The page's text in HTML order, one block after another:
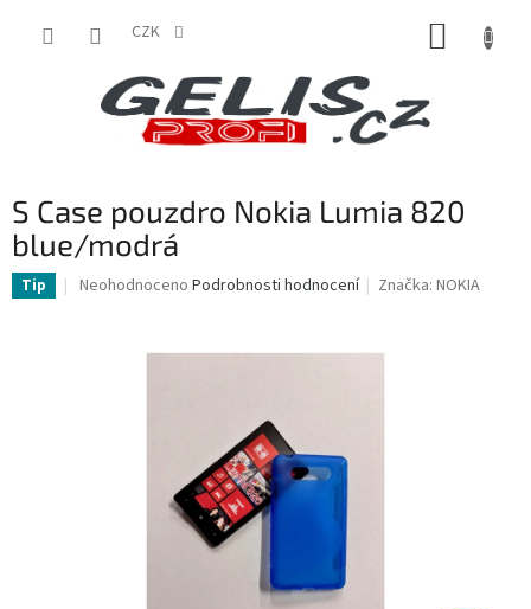
CZK
S Case pouzdro Nokia Lumia 820
blue/modrá
Tip
Průměrné
Neohodnoceno Podrobnosti hodnocení Značka:NOKIA